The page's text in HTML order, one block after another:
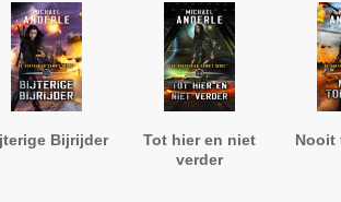
Bijrijder
Tot hier en niet
verder
Nooit